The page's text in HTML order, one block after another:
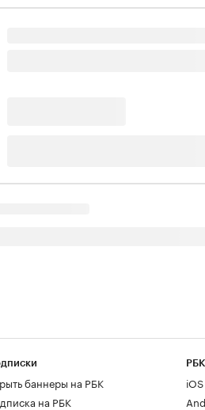
баннеры на РБК
на РБК
iOS